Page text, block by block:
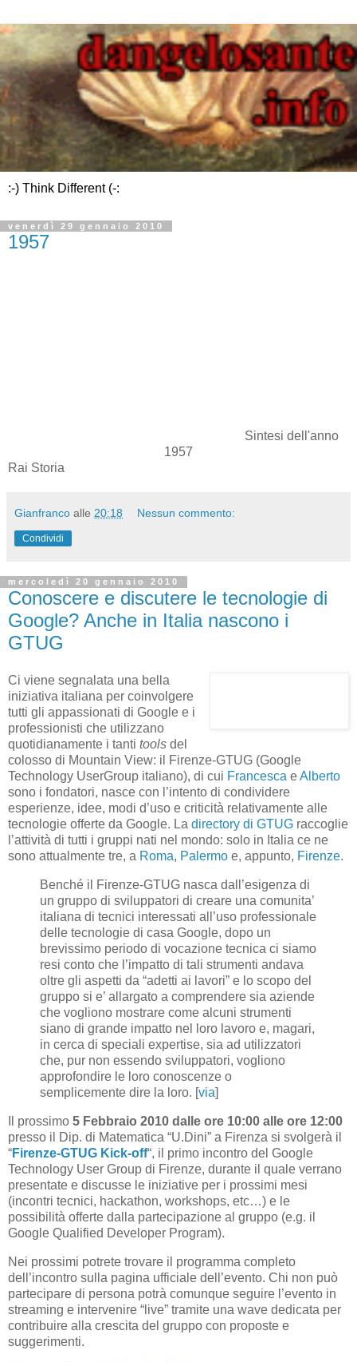
:-) Think Different (-:
venerdì 29 gennaio 2010
1957
Sintesi dell'anno
1957
Rai Storia
Gianfranco alle 20:18 Nessun commento:
Condividi
mercoledì 20 gennaio 2010
Conoscere e discutere le tecnologie di
Google? Anche in Italia nascono i
GTUG
Ci viene segnalata una bella
iniziativa italiana per coinvolgere
tutti gli appassionati di Google e i
professionisti che utilizzano
quotidianamente i tanti tools del
colosso di Mountain View: il Firenze-GTUG (Google
Technology UserGroup italiano), di cui Francesca eAlberto
sono i fondatori, nasce con l’intento di condividere
esperienze, idee, modi d’uso e criticità relativamente alle
tecnologie offerte da Google. La directory di GTUG raccoglie
l’attività di tutti i gruppi nati nel mondo: solo in Italia ce ne
sono attualmente tre, a Roma, Palermo e, appunto, Firenze.
Benché il Firenze-GTUG nasca dall’esigenza di
un gruppo di sviluppatori di creare una comunita’
italiana di tecnici interessati all’uso professionale
delle tecnologie di casa Google, dopo un
brevissimo periodo di vocazione tecnica ci siamo
resi conto che l’impatto di tali strumenti andava
oltre gli aspetti da “adetti ai lavori” e lo scopo del
gruppo si e’ allargato a comprendere sia aziende
che vogliono mostrare come alcuni strumenti
siano di grande impatto nel loro lavoro e, magari,
in cerca di speciali expertise, sia ad utilizzatori
che, pur non essendo sviluppatori, vogliono
approfondire le loro conoscenze o
semplicemente dire la loro. [via]
Il prossimo 5 Febbraio 2010 dalle ore 10:00 alle ore 12:00
presso il Dip. di Matematica “U.Dini” a Firenza si svolgerà il
“Firenze-GTUG Kick-off“, il primo incontro del Google
Technology User Group di Firenze, durante il quale verrano
presentate e discusse le iniziative per i prossimi mesi
(incontri tecnici, hackathon, workshops, etc…) e le
possibilità offerte dalla partecipazione al gruppo (e.g. il
Google Qualified Developer Program).
Nei prossimi potrete trovare il programma completo
dell’incontro sulla pagina ufficiale dell’evento. Chi non può
partecipare di persona potrà comunque seguire l’evento in
streaming e intervenire “live” tramite una wave dedicata per
contribuire alla crescita del gruppo con proposte e
suggerimenti.